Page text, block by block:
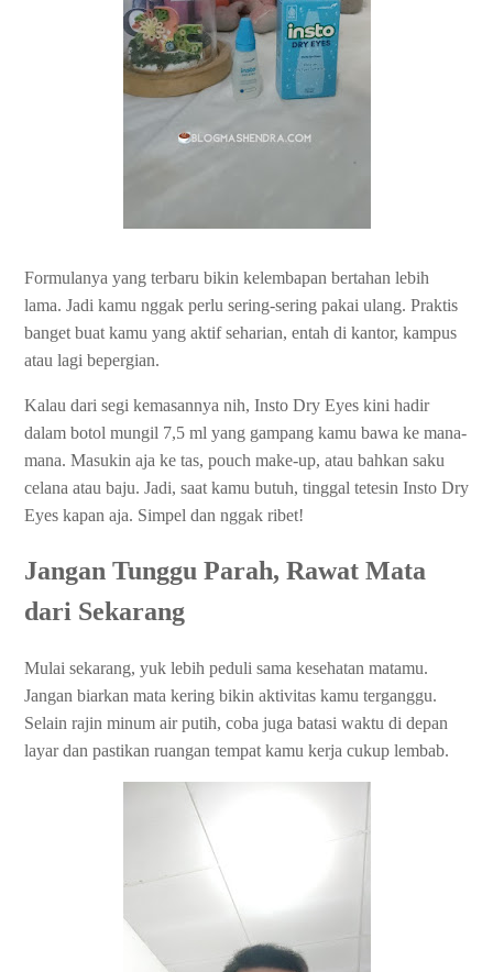
Formulanya yang terbaru bikin kelembapan bertahan lebih
lama. Jadi kamu nggak perlu sering-sering pakai ulang. Praktis
banget buat kamu yang aktif seharian, entah di kantor, kampus
atau lagi bepergian.
Kalau dari segi kemasannya nih, Insto Dry Eyes kini hadir
dalam botol mungil 7,5 ml yang gampang kamu bawa ke mana-
mana. Masukin aja ke tas, pouch make-up, atau bahkan saku
celana atau baju. Jadi, saat kamu butuh, tinggal tetesin Insto Dry
Eyes kapan aja. Simpel dan nggak ribet!
Jangan Tunggu Parah, Rawat Mata
dari Sekarang
Mulai sekarang, yuk lebih peduli sama kesehatan matamu.
Jangan biarkan mata kering bikin aktivitas kamu terganggu.
Selain rajin minum air putih, coba juga batasi waktu di depan
layar dan pastikan ruangan tempat kamu kerja cukup lembab.